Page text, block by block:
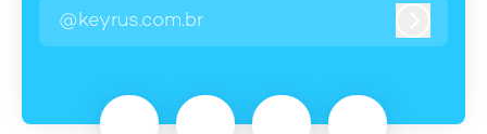
@keyrus.com.br